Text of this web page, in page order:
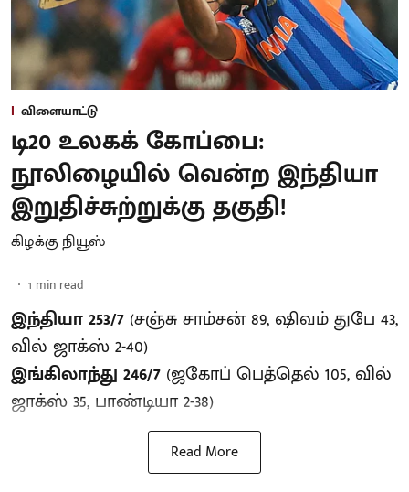
விளையாட்டு
டி20 உலகக் கோப்பை:
நூலிழையில் வென்ற இந்தியா
இறுதிச்சுற்றுக்கு தகுதி!
கிழக்கு நியூஸ்
1 min read
இந்தியா 253/7 (சஞ்சு சாம்சன் 89, ஷிவம் துபே 43,
வில் ஜாக்ஸ் 2-40)
இங்கிலாந்து 246/7 (ஜகோப் பெத்தெல் 105, வில்
ஜாக்ஸ் 35, பாண்டியா 2-38)
Read More